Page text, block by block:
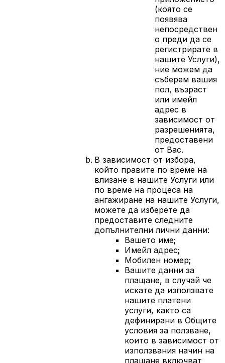
(която се
появява
непосредствен
о преди да се
регистрирате в
нашите Услуги),
ние можем да
съберем вашия
пол, възраст
или имейл
адрес в
зависимост от
разрешенията,
предоставени
от Вас.
В зависимост от избора,
който правите по време на
влизане в нашите Услуги или
по време на процеса на
ангажиране на нашите Услуги,
можете да изберете да
предоставите следните
допълнителни лични данни:
Вашето име;
Имейл адрес;
Мобилен номер;
Вашите данни за
плащане, в случай че
искате да използвате
нашите платени
услуги, както са
дефинирани в Общите
условия за ползване,
които в зависимост от
използвания начин на
плащане включват